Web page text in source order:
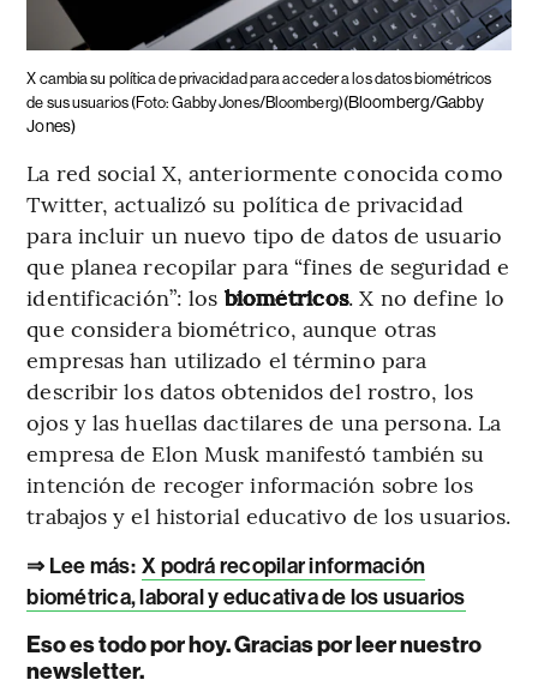
X cambia su política de privacidad para acceder a los datos biométricos
de sus usuarios (Foto: Gabby Jones/Bloomberg)(Bloomberg/Gabby
Jones)
La red social X, anteriormente conocida como
Twitter, actualizó su política de privacidad
para incluir un nuevo tipo de datos de usuario
que planea recopilar para “fines de seguridad e
identificación”: los biométricos. X no define lo
que considera biométrico, aunque otras
empresas han utilizado el término para
describir los datos obtenidos del rostro, los
ojos y las huellas dactilares de una persona. La
empresa de Elon Musk manifestó también su
intención de recoger información sobre los
trabajos y el historial educativo de los usuarios.
⇒ Lee más: X podrá recopilar información
biométrica, laboral y educativa de los usuarios
Eso es todo por hoy. Gracias por leer nuestro
newsletter.